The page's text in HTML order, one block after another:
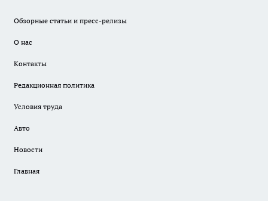
Обзорные статьи и пресс-релизы
О нас
Контакты
Редакционная политика
Условия труда
Авто
Новости
Главная